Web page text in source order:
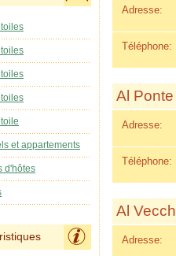
Adresse:
Téléphone:
Al Ponte
Adresse:
Téléphone:
Al
Adresse:
et appartements
d'hôtes